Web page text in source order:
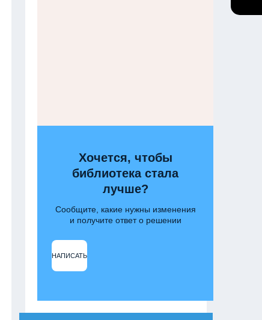
Хочется, чтобы
библиотека стала
лучше?
Сообщите, какие нужны изменения
и получите ответ о решении
НАПИСАТЬ